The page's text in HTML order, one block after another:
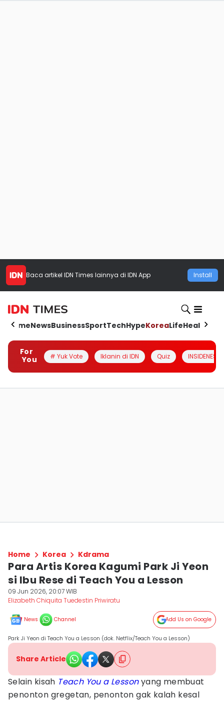
Baca artikel IDN Times lainnya di IDN App Install
HomeNewsBusinessSportTechHypeKoreaLifeHealth
For
You
# Yuk Vote Iklanin di IDN Quiz INSIDENESIA
Home Korea Kdrama
Para Artis Korea Kagumi Park Ji Yeon
si Ibu Rese di Teach You a Lesson
09 Jun 2026, 20:07 WIB
Elizabeth Chiquita Tuedestin Priwiratu
News Channel Add Us on Google
Park Ji Yeon di Teach You a Lesson (dok. Netflix/Teach You a Lesson)
Share Article
Selain kisah Teach You a Lessonyang membuat
penonton gregetan, penonton gak kalah kesal